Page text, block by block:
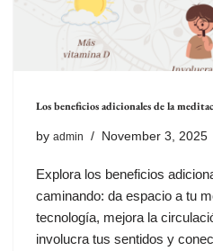
Los beneficios adicionales de la
by admin November 3, 2025
Explora los beneficios
caminando: da espacio a tu
tecnología, mejora la
involucra tus sentidos y